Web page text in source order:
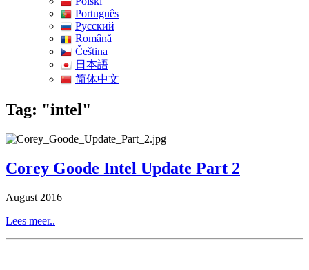
Português
Pусский
Română
Čeština
日本語
简体中文
Tag: "intel"
Corey Goode Intel Update Part 2
August 2016
Lees meer..